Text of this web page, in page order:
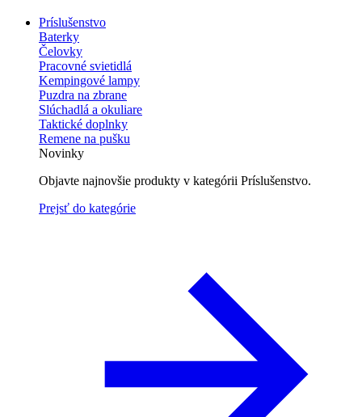
Príslušenstvo
Baterky
Čelovky
Pracovné svietidlá
Kempingové lampy
Puzdra na zbrane
Slúchadlá a okuliare
Taktické doplnky
Remene na pušku
Novinky
Objavte najnovšie produkty v kategórii Príslušenstvo.
Prejsť do kategórie